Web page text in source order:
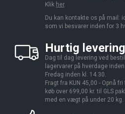
Klik her.
Du kan kontakte os på mail:
som vi besvarer inden for 3
Hurtig levering
Dag til dag levering ved
lagervarer på hverdage
Fredag inden kl. 14.30.
Fragt fra KUN 45,00 - Opnå
køb over 699,00 kr. til GLS
med en vægt på under 20 kg.